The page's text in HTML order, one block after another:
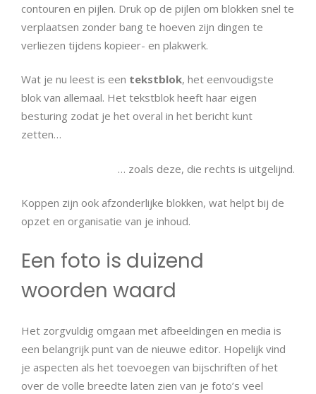
contouren en pijlen. Druk op de pijlen om blokken snel te
verplaatsen zonder bang te hoeven zijn dingen te
verliezen tijdens kopieer- en plakwerk.
Wat je nu leest is een tekstblok, het eenvoudigste
blok van allemaal. Het tekstblok heeft haar eigen
besturing zodat je het overal in het bericht kunt
zetten…
… zoals deze, die rechts is uitgelijnd.
Koppen zijn ook afzonderlijke blokken, wat helpt bij de
opzet en organisatie van je inhoud.
Een foto is duizend
woorden waard
Het zorgvuldig omgaan met afbeeldingen en media is
een belangrijk punt van de nieuwe editor. Hopelijk vind
je aspecten als het toevoegen van bijschriften of het
over de volle breedte laten zien van je foto’s veel